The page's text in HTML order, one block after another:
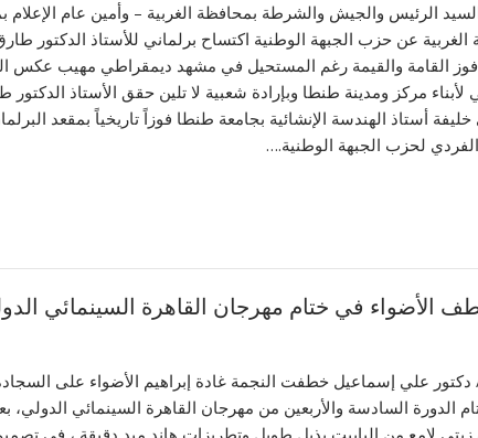
الرئيس والجيش والشرطة بمحافظة الغربية – وأمين عام الإعلام
عن حزب الجبهة الوطنية اكتساح برلماني للأستاذ الدكتور
فوز القامة والقيمة رغم المستحيل في مشهد ديمقراطي مهيب عكس
لأبناء مركز ومدينة طنطا وبإرادة شعبية لا تلين حقق الأستاذ الدكتور
أستاذ الهندسة الإنشائية بجامعة طنطا فوزاً تاريخياً بمقعد
لحزب الجبهة الوطنية.…
الأضواء في ختام مهرجان القاهرة السينمائي
دكتور علي إسماعيل خطفت النجمة غادة إبراهيم الأضواء على
الدورة السادسة والأربعين من مهرجان القاهرة السينمائي الدولي،
لامع من الباييت بذيل طويل وتطريزات هاند ميد دقيقة ، في